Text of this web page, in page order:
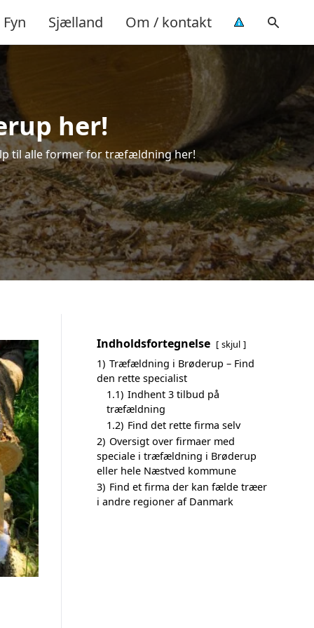
Fyn Sjælland Om / kontakt
her!
til alle former for træfældning her!
Indholdsfortegnelse skjul
1) Træfældning i Brøderup – Find
den rette specialist
1.1) Indhent 3 tilbud på
træfældning
1.2) Find det rette firma selv
2) Oversigt over firmaer med
speciale i træfældning i Brøderup
eller hele Næstved kommune
3) Find et firma der kan fælde træer
i andre regioner af Danmark